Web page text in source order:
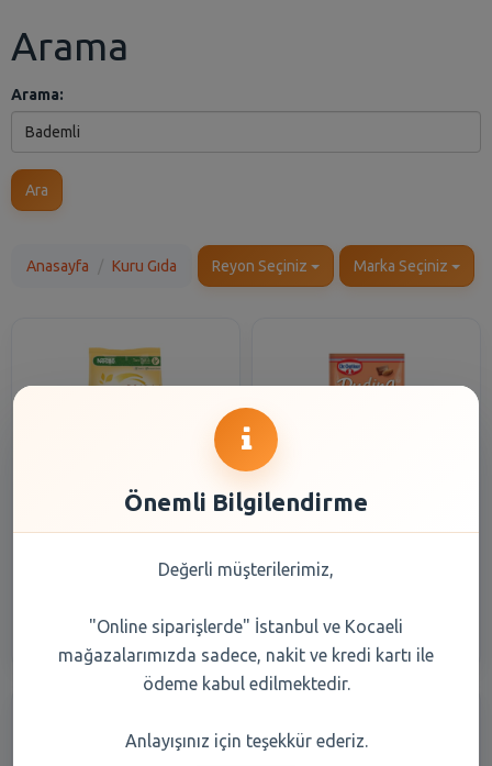
Arama
Arama:
Ara
Anasayfa Kuru Gıda Reyon Seçiniz Marka Seçiniz
Nestle G.Nesfit Ballı Bademli
217,50 TL
Şube Seçiniz
Dr.Oetker Çikolata Bademli
44,30 TL
Şube Seçiniz
Önemli Bilgilendirme
Değerli müşterilerimiz,
"Online siparişlerde" İstanbul ve Kocaeli
mağazalarımızda sadece, nakit ve kredi kartı ile
ödeme kabul edilmektedir.
Anlayışınız için teşekkür ederiz.